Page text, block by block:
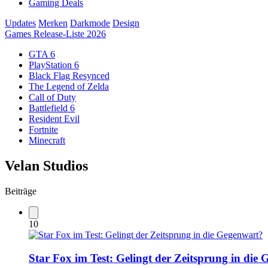
Gaming Deals
Updates Merken Darkmode Design
Games Release-Liste 2026
GTA 6
PlayStation 6
Black Flag Resynced
The Legend of Zelda
Call of Duty
Battlefield 6
Resident Evil
Fortnite
Minecraft
Velan Studios
Beiträge
10
Star Fox im Test: Gelingt der Zeitsprung in die